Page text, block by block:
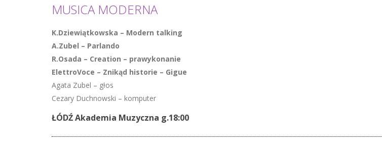
MUSICA MODERNA
K.Dziewiątkowska – Modern talking
A.Zubel – Parlando
R.Osada – Creation – prawykonanie
ElettroVoce – Znikąd historie – Gigue
Agata Zubel – głos
Cezary Duchnowski – komputer
ŁÓDŹ Akademia Muzyczna g.18:00